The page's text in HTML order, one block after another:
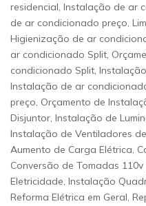
residencial, Instalação de ar
de ar condicionado preço,
Higienização de ar
ar condicionado Split,
condicionado Split,
Instalação de ar
preço, Orçamento de
Disjuntor, Instalação de
Instalação de Ventiladores
Aumento de Carga Elétrica,
Conversão de Tomadas
Eletricidade, Instalação
Reforma Elétrica em Geral,